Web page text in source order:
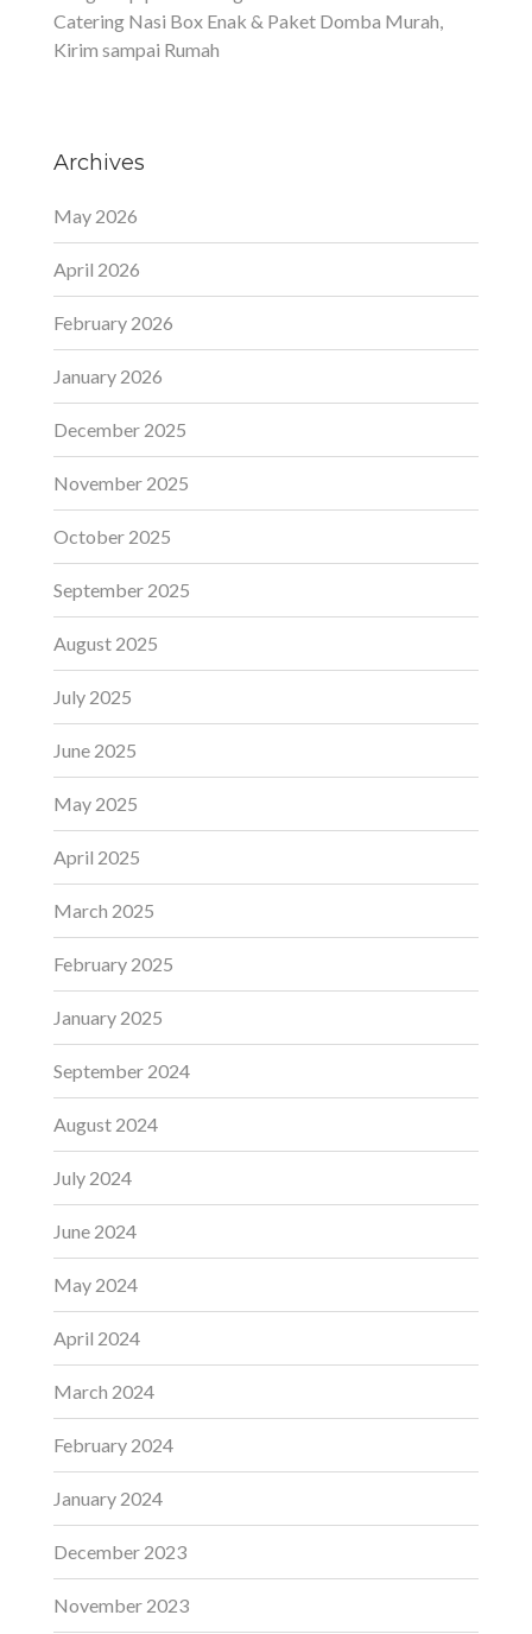
Catering Nasi Box Enak & Paket Domba Murah,
Kirim sampai Rumah
Archives
May 2026
April 2026
February 2026
January 2026
December 2025
November 2025
October 2025
September 2025
August 2025
July 2025
June 2025
May 2025
April 2025
March 2025
February 2025
January 2025
September 2024
August 2024
July 2024
June 2024
May 2024
April 2024
March 2024
February 2024
January 2024
December 2023
November 2023